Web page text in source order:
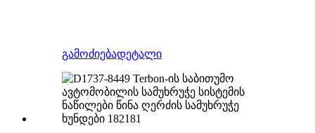
გამოძიებადეტალი